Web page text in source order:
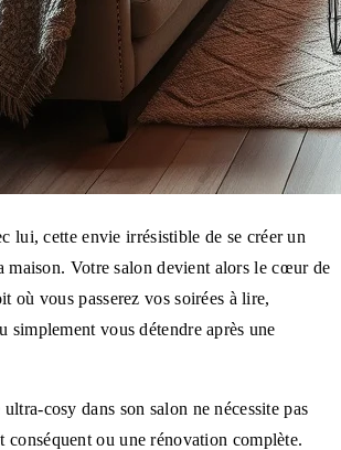
lui, cette envie irrésistible de se créer un
maison. Votre salon devient alors le cœur de
où vous passerez vos soirées à lire,
simplement vous détendre après une
cosy dans son salon ne nécessite pas
conséquent ou une rénovation complète.